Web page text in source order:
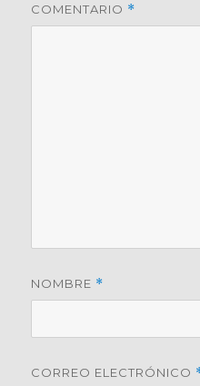
COMENTARIO *
NOMBRE *
CORREO ELECTRÓNICO